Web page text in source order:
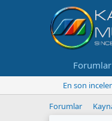
Forumlar
En son
Forumlar